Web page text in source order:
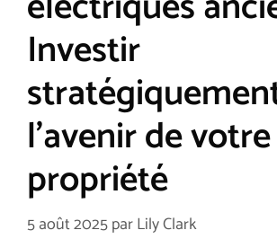
Investir
l’avenir de votre
propriété
5 août 2025parLily Clark